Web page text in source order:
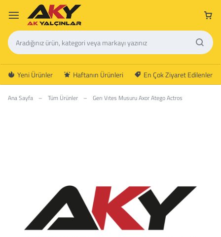
Yeni Ürünler Haftanın Ürünleri En Çok Ziyaret Edilenler
Ana Sayfa – Tüm Ürünler – Gerı Vıtes Musuru Axor Atego Actros